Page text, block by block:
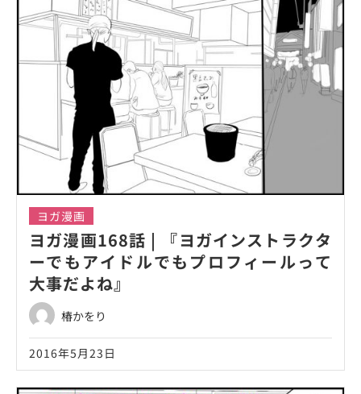
ヨガ漫画
ヨガ漫画168話 | 『ヨガインストラクタ
ーでもアイドルでもプロフィールって
大事だよね』
椿かをり
2016年5月23日